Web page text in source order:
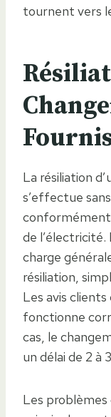
tournent vers
La résiliation
s’effectue
conformément
de l’électricité.
charge
résiliation,
Les avis
fonctionne
cas, le
un délai de 2 à
Les problèmes